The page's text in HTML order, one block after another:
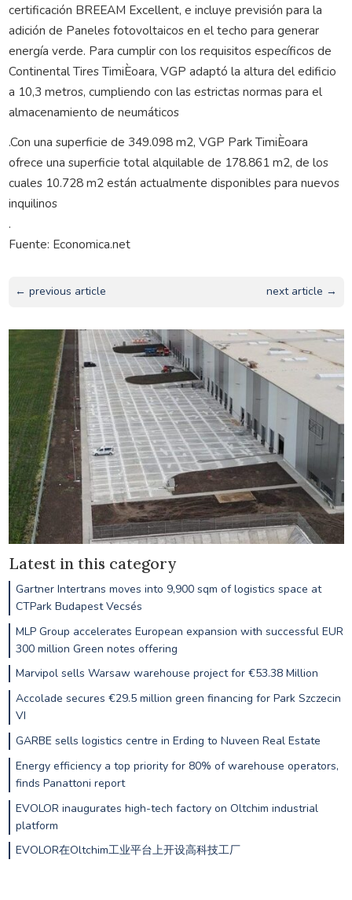
certificación BREEAM Excellent, e incluye previsión para la
adición de Paneles fotovoltaicos en el techo para generar
energía verde. Para cumplir con los requisitos específicos de
Continental Tires TimiÈoara, VGP adaptó la altura del edificio
a 10,3 metros, cumpliendo con las estrictas normas para el
almacenamiento de neumáticos
.Con una superficie de 349.098 m2, VGP Park TimiÈoara
ofrece una superficie total alquilable de 178.861 m2, de los
cuales 10.728 m2 están actualmente disponibles para nuevos
inquilinos
.
Fuente: Economica.net
← previous article next article →
Latest in this category
Gartner Intertrans moves into 9,900 sqm of logistics space at
CTPark Budapest Vecsés
MLP Group accelerates European expansion with successful EUR
300 million Green notes offering
Marvipol sells Warsaw warehouse project for €53.38 Million
Accolade secures €29.5 million green financing for Park Szczecin
VI
GARBE sells logistics centre in Erding to Nuveen Real Estate
Energy efficiency a top priority for 80% of warehouse operators,
finds Panattoni report
EVOLOR inaugurates high-tech factory on Oltchim industrial
platform
EVOLOR在Oltchim工业平台上开设高科技工厂